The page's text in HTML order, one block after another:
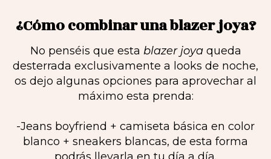
¿Cómo combinar una blazer joya?
No penséis que esta blazer joyaqueda
desterrada exclusivamente a looks de noche,
os dejo algunas opciones para aprovechar al
máximo esta prenda:
-Jeans boyfriend + camiseta básica en color
blanco + sneakers blancas, de esta forma